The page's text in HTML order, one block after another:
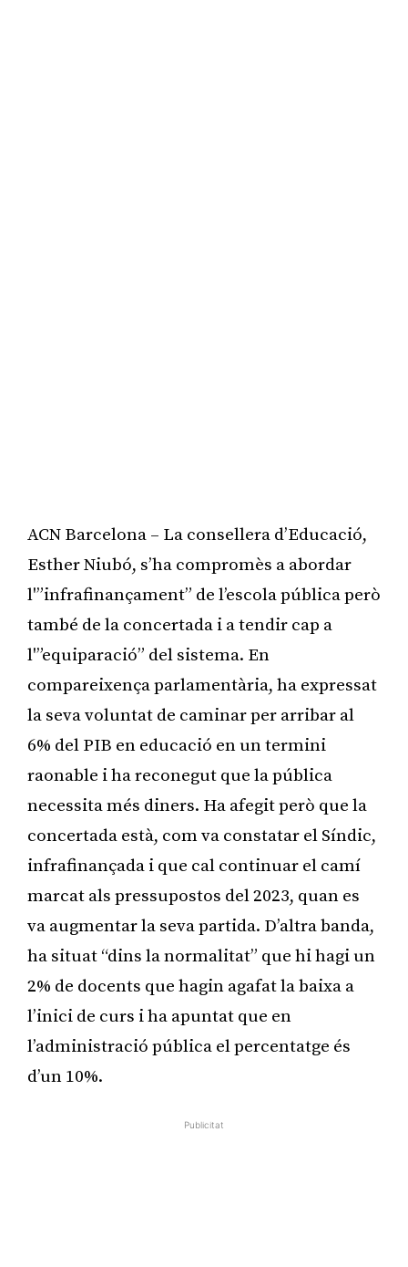
ACN Barcelona – La consellera d’Educació,
Esther Niubó, s’ha compromès a abordar
l'”infrafinançament” de l’escola pública però
també de la concertada i a tendir cap a
l'”equiparació” del sistema. En
compareixença parlamentària, ha expressat
la seva voluntat de caminar per arribar al
6% del PIB en educació en un termini
raonable i ha reconegut que la pública
necessita més diners. Ha afegit però que la
concertada està, com va constatar el Síndic,
infrafinançada i que cal continuar el camí
marcat als pressupostos del 2023, quan es
va augmentar la seva partida. D’altra banda,
ha situat “dins la normalitat” que hi hagi un
2% de docents que hagin agafat la baixa a
l’inici de curs i ha apuntat que en
l’administració pública el percentatge és
d’un 10%.
Publicitat